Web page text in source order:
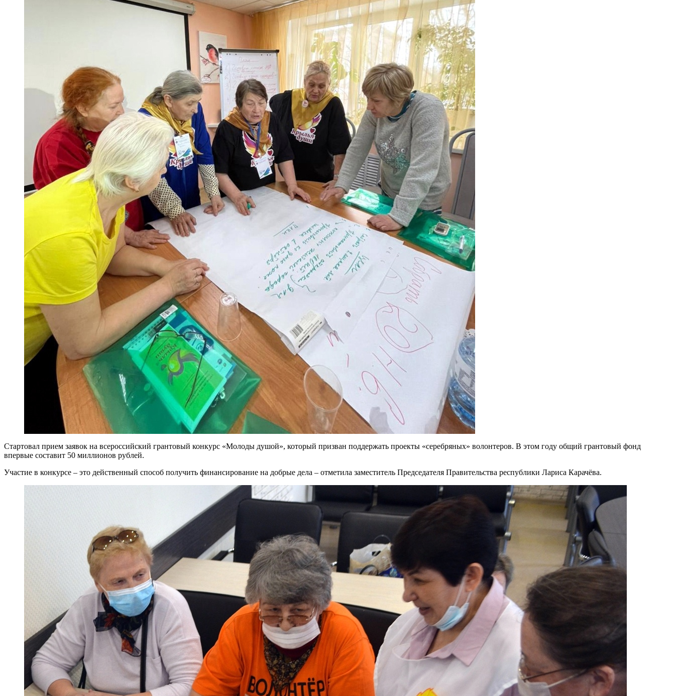
Стартовал прием заявок на всероссийский грантовый конкурс «Молоды душой», который призван поддержать проекты «серебряных» волонтеров. В этом году общий грантовый фонд
впервые составит 50 миллионов рублей.
Участие в конкурсе – это действенный способ получить финансирование на добрые дела – отметила заместитель Председателя Правительства республики Лариса Карачёва.